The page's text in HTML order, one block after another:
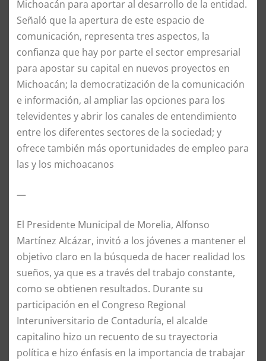
Michoacán para aportar al desarrollo de la entidad.
Señaló que la apertura de este espacio de
comunicación, representa tres aspectos, la
confianza que hay por parte el sector empresarial
para apostar su capital en nuevos proyectos en
Michoacán; la democratización de la comunicación
e información, al ampliar las opciones para los
televidentes y abrir los canales de entendimiento
entre los diferentes sectores de la sociedad; y
ofrece también más oportunidades de empleo para
las y los michoacanos
—
El Presidente Municipal de Morelia, Alfonso
Martínez Alcázar, invitó a los jóvenes a mantener el
objetivo claro en la búsqueda de hacer realidad los
sueños, ya que es a través del trabajo constante,
como se obtienen resultados. Durante su
participación en el Congreso Regional
Interuniversitario de Contaduría, el alcalde
capitalino hizo un recuento de su trayectoria
política e hizo énfasis en la importancia de trabajar